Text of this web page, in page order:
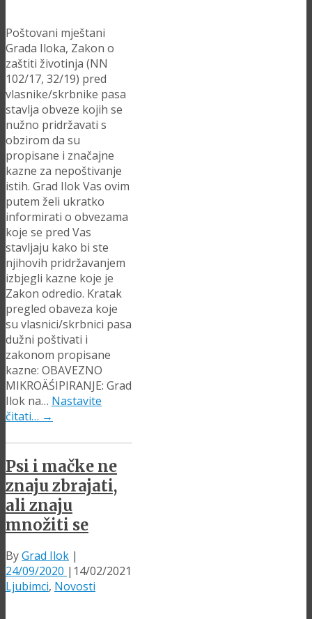
Poštovani mještani
Grada Iloka, Zakon o
zaštiti životinja (NN
102/17, 32/19) pred
vlasnike/skrbnike pasa
stavlja obveze kojih se
nužno pridržavati s
obzirom da su
propisane i značajne
kazne za nepoštivanje
istih. Grad Ilok Vas ovim
putem želi ukratko
informirati o obvezama
koje se pred Vas
stavljaju kako bi ste
njihovih pridržavanjem
izbjegli kazne koje je
Zakon odredio. Kratak
pregled obaveza koje
su vlasnici/skrbnici pasa
dužni poštivati i
zakonom propisane
kazne: OBAVEZNO
MIKROÄŚIPIRANJE: Grad
Ilok na… Nastavite
čitati… →
Psi i mačke ne
znaju zbrajati,
ali znaju
množiti se
ByGrad Ilok |
24/09/2020 | 14/02/2021
Ljubimci, Novosti